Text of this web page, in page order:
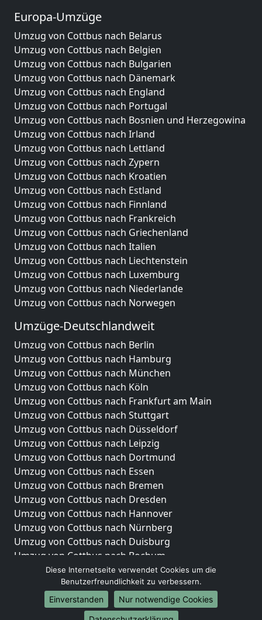
Europa-Umzüge
Umzug von Cottbus nach Belarus
Umzug von Cottbus nach Belgien
Umzug von Cottbus nach Bulgarien
Umzug von Cottbus nach Dänemark
Umzug von Cottbus nach England
Umzug von Cottbus nach Portugal
Umzug von Cottbus nach Bosnien und Herzegowina
Umzug von Cottbus nach Irland
Umzug von Cottbus nach Lettland
Umzug von Cottbus nach Zypern
Umzug von Cottbus nach Kroatien
Umzug von Cottbus nach Estland
Umzug von Cottbus nach Finnland
Umzug von Cottbus nach Frankreich
Umzug von Cottbus nach Griechenland
Umzug von Cottbus nach Italien
Umzug von Cottbus nach Liechtenstein
Umzug von Cottbus nach Luxemburg
Umzug von Cottbus nach Niederlande
Umzug von Cottbus nach Norwegen
Umzüge-Deutschlandweit
Umzug von Cottbus nach Berlin
Umzug von Cottbus nach Hamburg
Umzug von Cottbus nach München
Umzug von Cottbus nach Köln
Umzug von Cottbus nach Frankfurt am Main
Umzug von Cottbus nach Stuttgart
Umzug von Cottbus nach Düsseldorf
Umzug von Cottbus nach Leipzig
Umzug von Cottbus nach Dortmund
Umzug von Cottbus nach Essen
Umzug von Cottbus nach Bremen
Umzug von Cottbus nach Dresden
Umzug von Cottbus nach Hannover
Umzug von Cottbus nach Nürnberg
Umzug von Cottbus nach Duisburg
Umzug von Cottbus nach Bochum
Umzug von Cottbus nach Wuppertal
Umzug von Cottbus nach Bielefeld
Umzug von Cottbus nach Bonn
Umzug von Cottbus nach Münster
Diese Internetseite verwendet Cookies um die
Benutzerfreundlichkeit zu verbessern.
Einverstanden
Nur notwendige Cookies